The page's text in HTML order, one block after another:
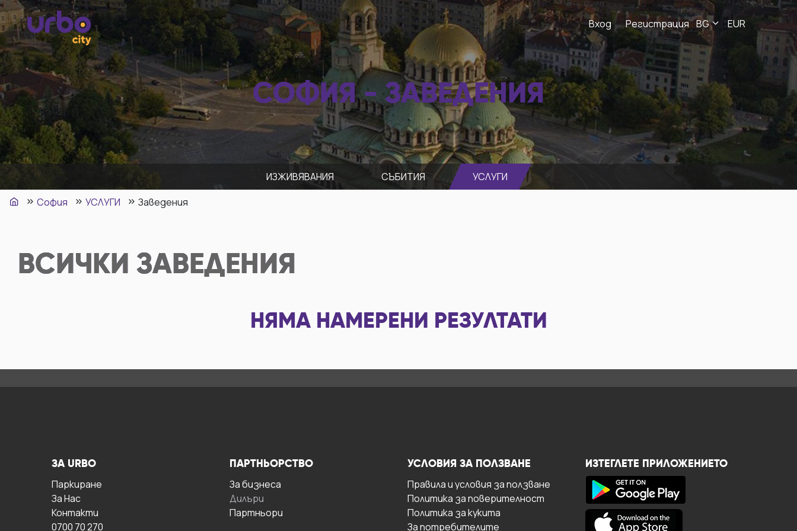
Вход Регистрация BG EUR
СОФИЯ - ЗАВЕДЕНИЯ
ИЗЖИВЯВАНИЯ СЪБИТИЯ
УСЛУГИ
София
УСЛУГИ Заведения
ВСИЧКИ ЗАВЕДЕНИЯ
НЯМА НАМЕРЕНИ РЕЗУЛТАТИ
ЗА URBO
Паркиране
За Hас
Контакти
0700 70 270
ПАРТНЬОРСТВО
За бизнесa
Дилъри
Партньори
УСЛОВИЯ ЗА ПОЛЗВАНЕ
Правила и условия за ползване
Политика за поверителност
Политика за кукита
За потребителите
ИЗТЕГЛЕТЕ ПРИЛОЖЕНИЕТО